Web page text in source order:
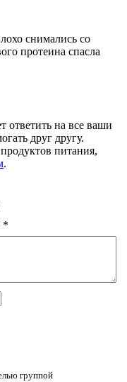
снимались со
протеина спасла
ответить на все ваши
друг другу.
питания,
.
*
группой